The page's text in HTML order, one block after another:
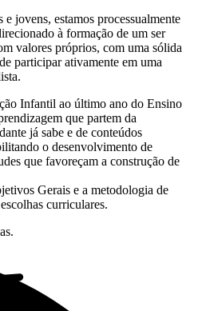
jovens, estamos processualmente
à formação de um ser
valores próprios, com uma sólida
participar ativamente em uma
Infantil ao último ano do Ensino
que partem da
já sabe e de conteúdos
o desenvolvimento de
que favoreçam a construção de
Gerais e a metodologia de
curriculares.